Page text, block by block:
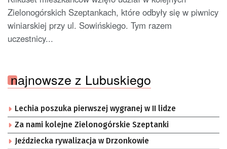
Zielonogórskich Szeptankach, które odbyły się w piwnicy
winiarskiej przy ul. Sowińskiego. Tym razem
uczestnicy...
najnowsze z Lubuskiego
Lechia poszuka pierwszej wygranej w II lidze
Za nami kolejne Zielonogórskie Szeptanki
Jeździecka rywalizacja w Drzonkowie